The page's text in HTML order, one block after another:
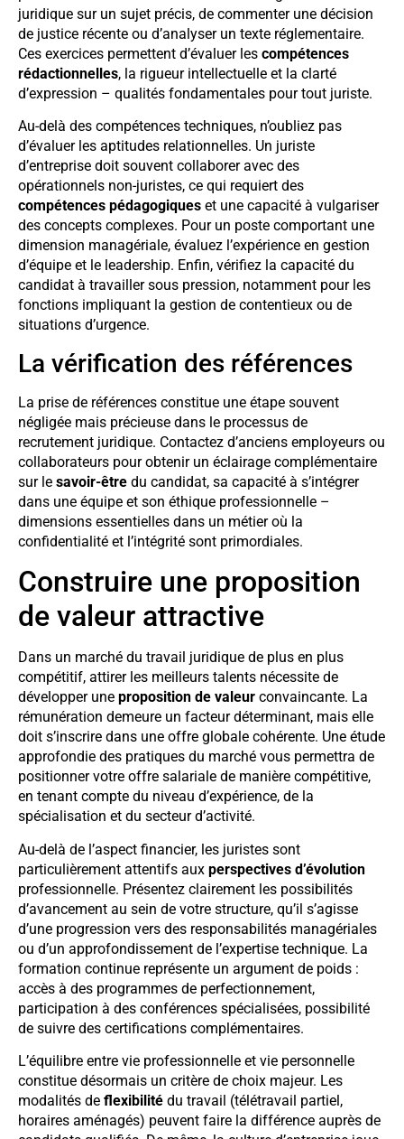
juridique sur un sujet précis, de commenter une décision
de justice récente ou d’analyser un texte réglementaire.
Ces exercices permettent d’évaluer les compétences
rédactionnelles, la rigueur intellectuelle et la clarté
d’expression – qualités fondamentales pour tout juriste.
Au-delà des compétences techniques, n’oubliez pas
d’évaluer les aptitudes relationnelles. Un juriste
d’entreprise doit souvent collaborer avec des
opérationnels non-juristes, ce qui requiert des
compétences pédagogiques et une capacité à vulgariser
des concepts complexes. Pour un poste comportant une
dimension managériale, évaluez l’expérience en gestion
d’équipe et le leadership. Enfin, vérifiez la capacité du
candidat à travailler sous pression, notamment pour les
fonctions impliquant la gestion de contentieux ou de
situations d’urgence.
La vérification des références
La prise de références constitue une étape souvent
négligée mais précieuse dans le processus de
recrutement juridique. Contactez d’anciens employeurs ou
collaborateurs pour obtenir un éclairage complémentaire
sur le savoir-être du candidat, sa capacité à s’intégrer
dans une équipe et son éthique professionnelle –
dimensions essentielles dans un métier où la
confidentialité et l’intégrité sont primordiales.
Construire une proposition
de valeur attractive
Dans un marché du travail juridique de plus en plus
compétitif, attirer les meilleurs talents nécessite de
développer une proposition de valeur convaincante. La
rémunération demeure un facteur déterminant, mais elle
doit s’inscrire dans une offre globale cohérente. Une étude
approfondie des pratiques du marché vous permettra de
positionner votre offre salariale de manière compétitive,
en tenant compte du niveau d’expérience, de la
spécialisation et du secteur d’activité.
Au-delà de l’aspect financier, les juristes sont
particulièrement attentifs aux perspectives d’évolution
professionnelle. Présentez clairement les possibilités
d’avancement au sein de votre structure, qu’il s’agisse
d’une progression vers des responsabilités managériales
ou d’un approfondissement de l’expertise technique. La
formation continue représente un argument de poids :
accès à des programmes de perfectionnement,
participation à des conférences spécialisées, possibilité
de suivre des certifications complémentaires.
L’équilibre entre vie professionnelle et vie personnelle
constitue désormais un critère de choix majeur. Les
modalités de flexibilité du travail (télétravail partiel,
horaires aménagés) peuvent faire la différence auprès de